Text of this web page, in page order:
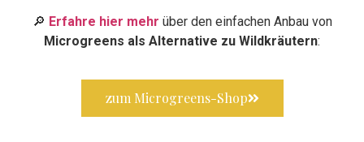
🔎 Erfahre hier mehr über den einfachen Anbau von
Microgreens als Alternative zu Wildkräutern:
zum Microgreens-Shop